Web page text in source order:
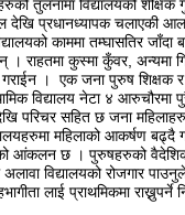
तुलनामा विद्यालयको
प्रधानध्यापक चलाएकी आलम
काममा तम्घासतिर
। राहतमा कुस्मा कुँवर, अन्यमा
। एक जना पुरुष शिक्षक
विद्यालय नेटा ४ आरुचौरमा
परिचर सहित छ जना
महिलाको आकर्षण
आंकलन छ । पुरुषहरुको वैदेशिक
अलावा विद्यालयको रोजगार
लाई प्राथमिकमा